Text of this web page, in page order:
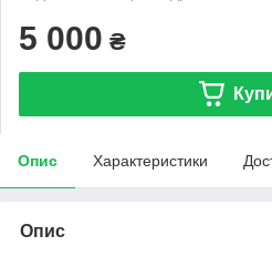
5 000 ₴
Опис Характеристики
Опис